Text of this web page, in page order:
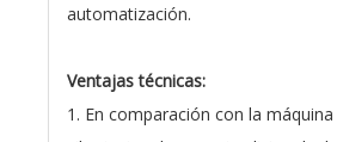
automatización.
Ventajas técnicas:
1. En comparación con la